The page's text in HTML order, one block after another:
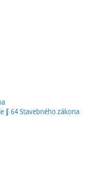
§ 64 Stavebného zákona